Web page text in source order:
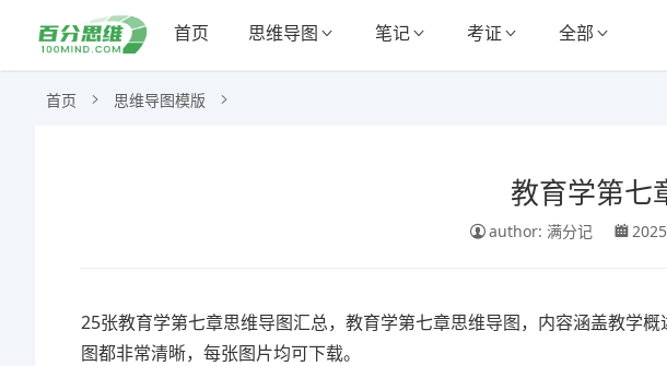
首页 思维导图 笔记 考证 全部
首页 思维导图模版
教育学第七
author: 满分记
25张教育学第七章思维导图汇总，教育学第七章思维导图，内容涵盖教学
图都非常清晰，每张图片均可下载。